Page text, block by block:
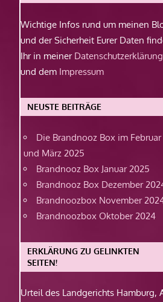
Wichtige Infos rund um meinen
und der Sicherheit Eurer Daten
Ihr in meiner Datenschutzerklärung
und dem Impressum
NEUSTE BEITRÄGE
Die Brandnooz Box im Februar
und März 2025
Brandnooz Box Januar 2025
Brandnooz Box Dezember
Brandnoozbox November
Brandnoozbox Oktober 2024
ERKLÄRUNG ZU GELINKTEN
SEITEN!
Urteil des Landgerichts Hamburg,